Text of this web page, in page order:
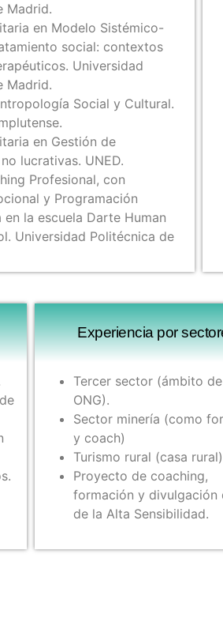
Madrid.
en Modelo Sistémico-
social: contextos
Universidad
Madrid.
Social y Cultural.
en Gestión de
lucrativas. UNED.
Profesional, con
y Programación
la escuela Darte Human
Universidad Politécnica de
Experiencia por
Tercer sector (ámbito
ONG).
Sector minería (como
y coach)
Turismo rural (casa rural)
Proyecto de coaching,
formación y divulgación
de la Alta Sensibilidad.